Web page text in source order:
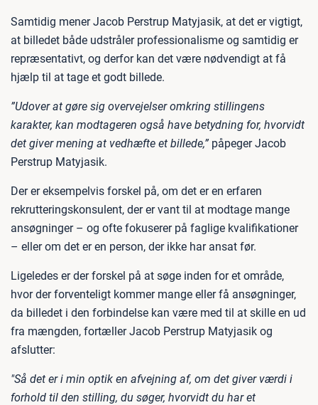
Samtidig mener Jacob Perstrup Matyjasik, at det er vigtigt,
at billedet både udstråler professionalisme og samtidig er
repræsentativt, og derfor kan det være nødvendigt at få
hjælp til at tage et godt billede.
”Udover at gøre sig overvejelser omkring stillingens
karakter, kan modtageren også have betydning for, hvorvidt
det giver mening at vedhæfte et billede,” påpeger Jacob
Perstrup Matyjasik.
Der er eksempelvis forskel på, om det er en erfaren
rekrutteringskonsulent, der er vant til at modtage mange
ansøgninger – og ofte fokuserer på faglige kvalifikationer
– eller om det er en person, der ikke har ansat før.
Ligeledes er der forskel på at søge inden for et område,
hvor der forventeligt kommer mange eller få ansøgninger,
da billedet i den forbindelse kan være med til at skille en ud
fra mængden, fortæller Jacob Perstrup Matyjasik og
afslutter:
"Så det er i min optik en afvejning af, om det giver værdi i
forhold til den stilling, du søger, hvorvidt du har et